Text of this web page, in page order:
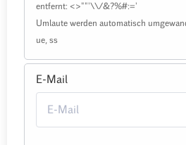
entfernt: <>""'\\/&?%#:='
Umlaute werden automatisch
ue, ss
E-Mail